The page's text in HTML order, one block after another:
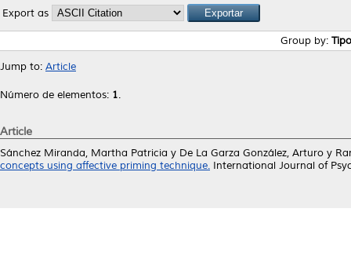
Export as
Group by:
Jump to: Article
Número de elementos: 1.
Article
Sánchez Miranda, Martha Patricia y De La Garza González, Arturo y
concepts using affective priming technique. International Journal of